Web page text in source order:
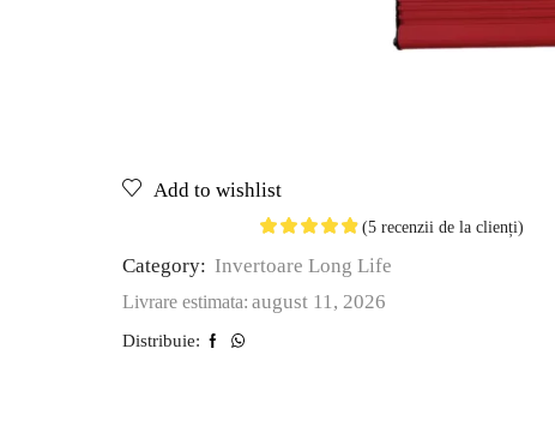
Add to wishlist
(5recenzii de la clienți)
Category: Invertoare Long Life
Livrare estimata: august 11, 2026
Distribuie: